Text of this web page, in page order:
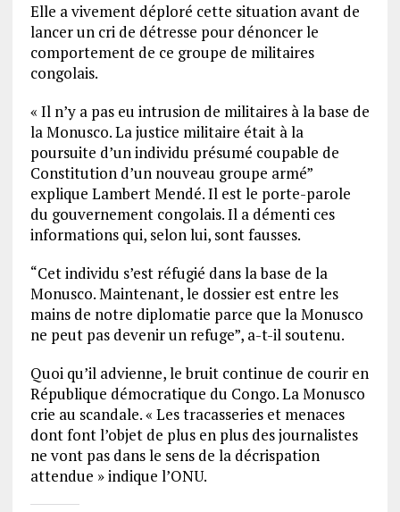
Elle a vivement déploré cette situation avant de
lancer un cri de détresse pour dénoncer le
comportement de ce groupe de militaires
congolais.
« Il n’y a pas eu intrusion de militaires à la base de
la Monusco. La justice militaire était à la
poursuite d’un individu présumé coupable de
Constitution d’un nouveau groupe armé”
explique Lambert Mendé. Il est le porte-parole
du gouvernement congolais. Il a démenti ces
informations qui, selon lui, sont fausses.
“Cet individu s’est réfugié dans la base de la
Monusco. Maintenant, le dossier est entre les
mains de notre diplomatie parce que la Monusco
ne peut pas devenir un refuge”, a-t-il soutenu.
Quoi qu’il advienne, le bruit continue de courir en
République démocratique du Congo. La Monusco
crie au scandale. « Les tracasseries et menaces
dont font l’objet de plus en plus des journalistes
ne vont pas dans le sens de la décrispation
attendue » indique l’ONU.